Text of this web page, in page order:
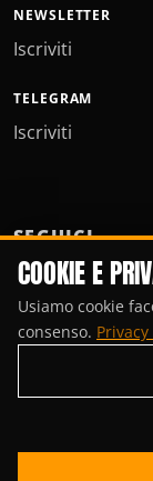
NEWSLETTER
Iscriviti
TELEGRAM
Iscriviti
SEGUICI
COOKIE E
Usiamo cookie
consenso.